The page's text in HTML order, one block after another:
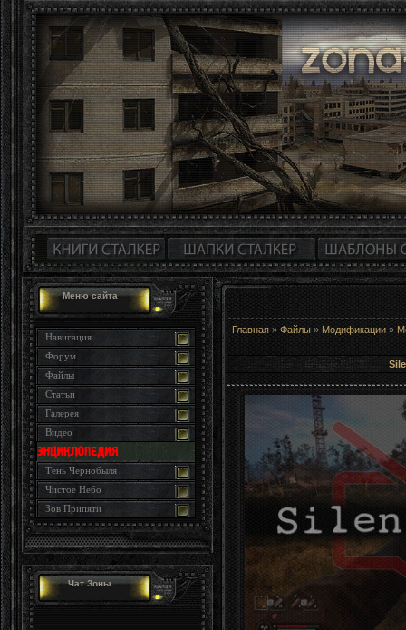
Меню сайта
Навигация
Форум
Файлы
Статьи
Галерея
Видео
Тень Чернобыля
Чистое Небо
Зов Припяти
Чат Зоны
Главная » Файлы » Модификации »